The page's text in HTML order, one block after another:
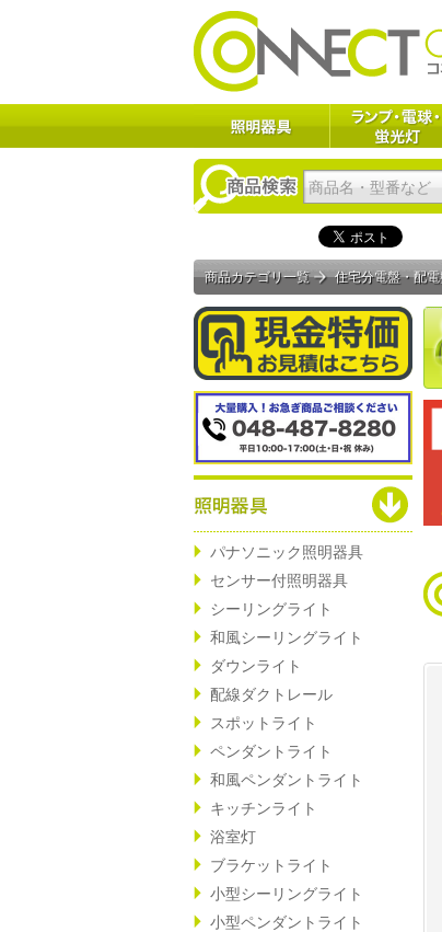
パナソニック照明器具
センサー付照明器具
シーリングライト
和風シーリングライト
ダウンライト
配線ダクトレール
スポットライト
ペンダントライト
和風ペンダントライト
キッチンライト
浴室灯
ブラケットライト
小型シーリングライト
小型ペンダントライト
商品カテゴリ一覧 住宅分電盤・配